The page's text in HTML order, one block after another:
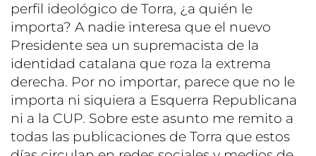
perfil ideológico de Torra, ¿a quién le
importa? A nadie interesa que el nuevo
Presidente sea un supremacista de la
identidad catalana que roza la extrema
derecha. Por no importar, parece que no le
importa ni siquiera a Esquerra Republicana
ni a la CUP. Sobre este asunto me remito a
todas las publicaciones de Torra que estos